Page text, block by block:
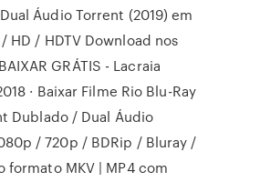
Áudio Torrent (2019) em
HD / HDTV Download nos
GRÁTIS - Lacraia
· Baixar Filme Rio Blu-Ray
Dublado / Dual Áudio
/ 720p / BDRip / Bluray /
formato MKV | MP4 com